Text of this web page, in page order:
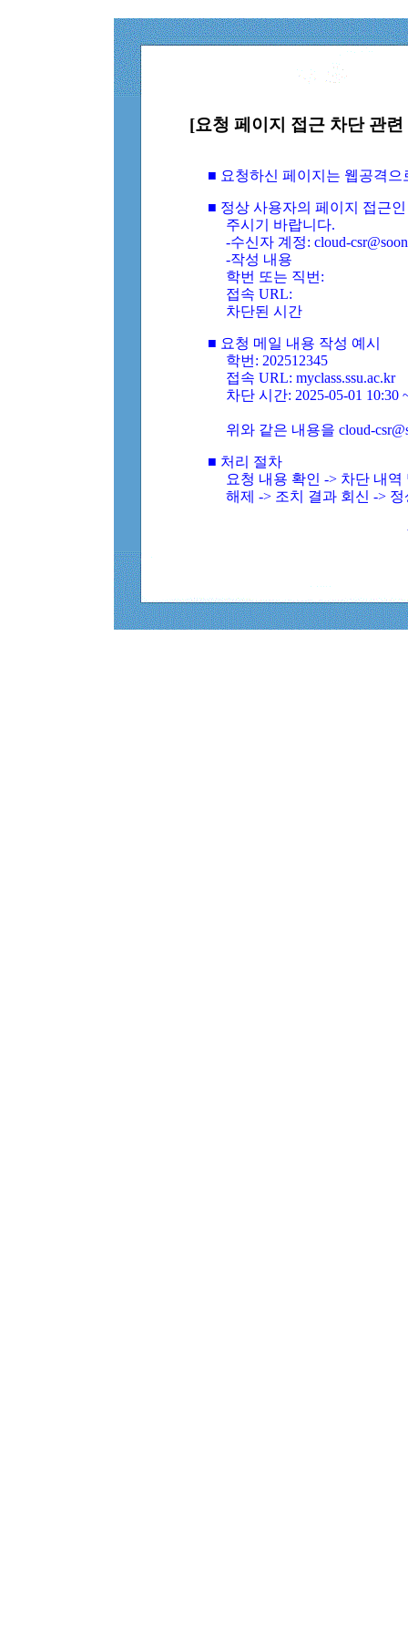
[요청 페이지 접근 차단 관
■ 요청하신 페이지는 웹공격
■ 정상 사용자의 페이지 접근
주시기 바랍니다.
-수신자 계정: cloud-
-작성 내용
학번 또는 직번:
접속 URL:
차단된 시간
■ 요청 메일 내용 작성 예시
학번: 202512345
접속 URL: myclass.ssu.ac.kr
차단 시간: 2025-05-01 10:30
위와 같은 내용을 cloud-
■ 처리 절차
요청 내용 확인 -> 차단 내
해제 -> 조치 결과 회신 ->